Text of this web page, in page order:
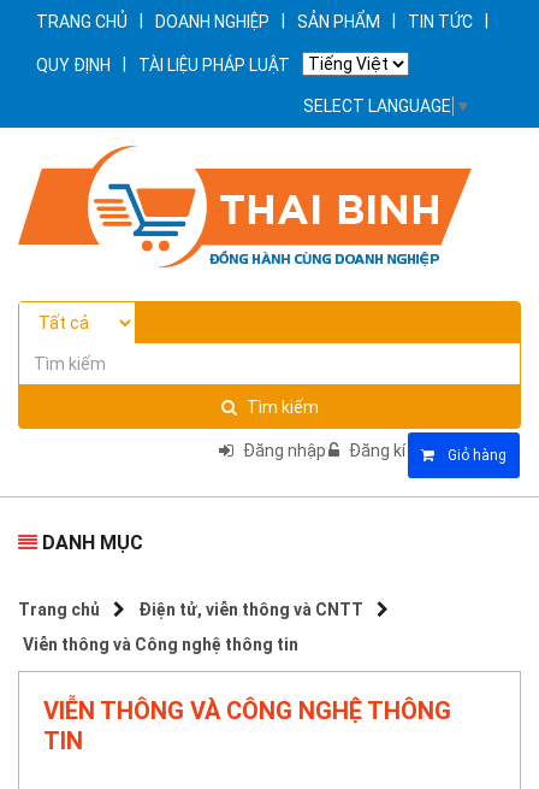
TRANG CHỦ DOANH NGHIỆP SẢN PHẨM TIN TỨC
QUY ĐỊNH TÀI LIỆU PHÁP LUẬT
SELECT LANGUAGE ▼
Tìm kiếm
Đăng nhập Đăng kí Giỏ hàng
DANH MỤC
Trang chủ
Điện tử, viễn thông và CNTT
Viễn thông và Công nghệ thông tin
VIỄN THÔNG VÀ CÔNG NGHỆ THÔNG
TIN